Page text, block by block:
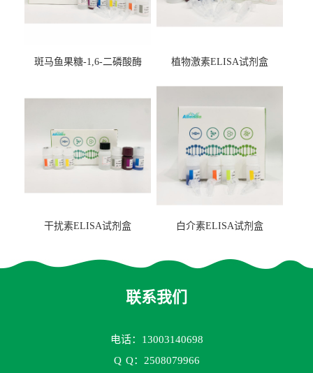
斑马鱼果糖-1,6-二磷酸酶
盒
植物激素ELISA试剂盒
干扰素ELISA试剂盒 白介素ELISA试剂盒
联系我们
电话：13003140698
Q Q：2508079966